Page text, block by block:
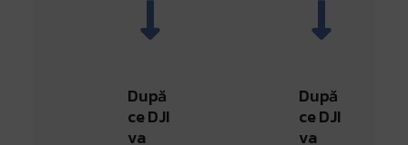
După
ce DJI
va
După
ce DJI
va